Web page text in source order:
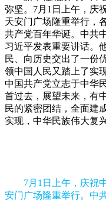
弥坚。7月1日上午，庆
天安门广场隆重举行，
共产党百年华诞。中共
习近平发表重要讲话。
民、向历史交出了一份
领中国人民又踏上了实
中国共产党立志于中华
首过去，展望未来，有
民的紧密团结，全面建
实现，中华民族伟大复
7月1日上午，庆祝
安门广场隆重举行。中